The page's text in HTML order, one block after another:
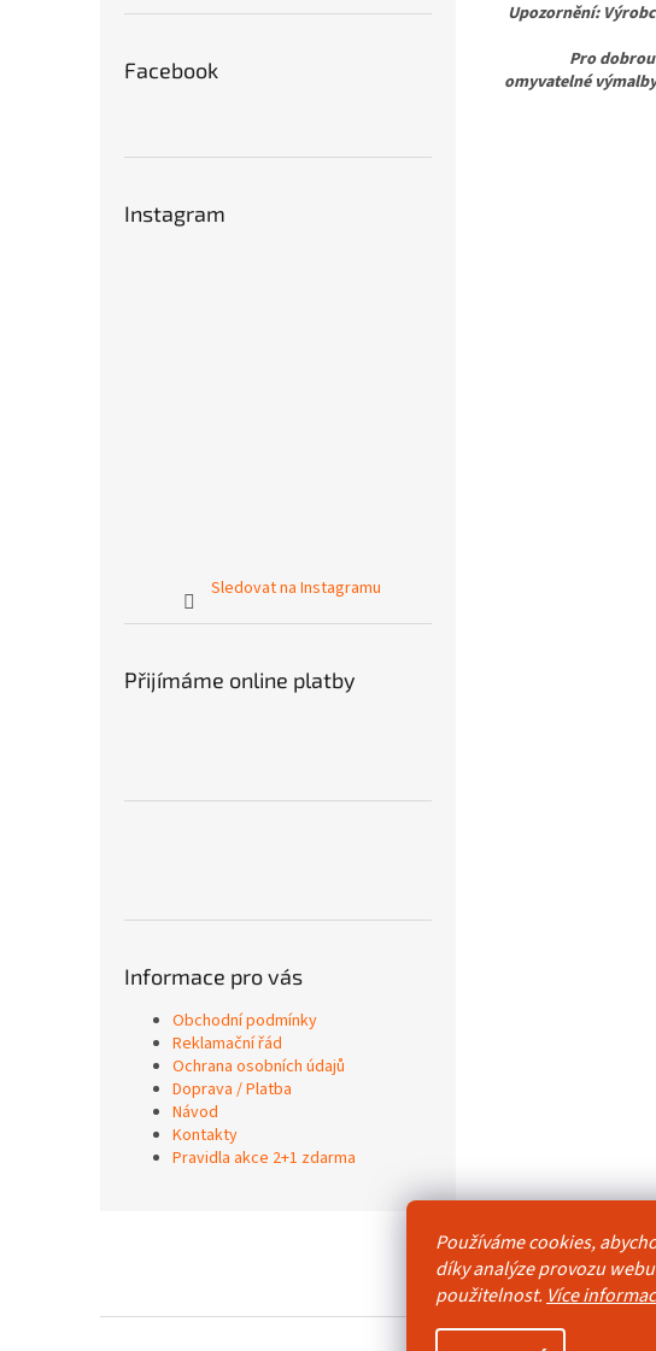
Používáme cookies,
díky analýze provozu
použitelnost. Více
Facebook
Instagram
Sledovat na Instagramu
Přijímáme online platby
Informace pro vás
Obchodní podmínky
Reklamační řád
Ochrana osobních údajů
Doprava / Platba
Návod
Kontakty
Pravidla akce 2+1 zdarma
Upozornění:
Pro dobrou
omyvatelné
Obchodní podmínky